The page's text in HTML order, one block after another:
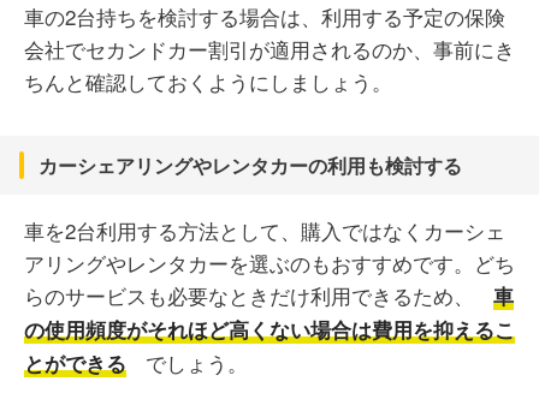
車の2台持ちを検討する場合は、利用する予定の保険
会社でセカンドカー割引が適用されるのか、事前にき
ちんと確認しておくようにしましょう。
カーシェアリングやレンタカーの利用も検討する
車を2台利用する方法として、購入ではなくカーシェ
アリングやレンタカーを選ぶのもおすすめです。どち
らのサービスも必要なときだけ利用できるため、
車
の使用頻度がそれほど高くない場合は費用を抑えるこ
とができる
でしょう。